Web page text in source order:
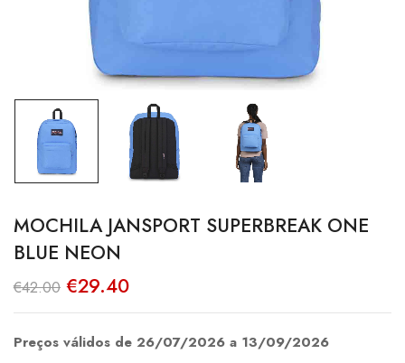
MOCHILA JANSPORT SUPERBREAK ONE
BLUE NEON
€42.00 O
preço
original
€42.00.
€29.40O
atual
€29.40.
Preços válidos de 26/07/2026 a 13/09/2026